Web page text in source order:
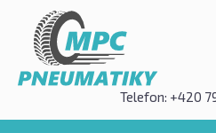
Telefon: +420